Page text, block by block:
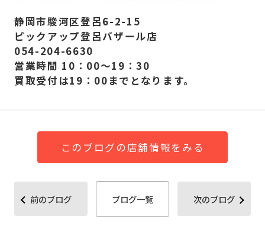
静岡市駿河区登呂6-2-15
ピックアップ登呂バザール店
054-204-6630
営業時間 10：00～19：30
買取受付は19：00までとなります。
このブログの店舗情報をみる
前のブログ ブログ一覧 次のブログ